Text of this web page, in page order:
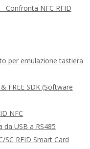
Confronta NFC RFID
per emulazione tastiera
FREE SDK (Software
NFC
USB a RS485
SC RFID Smart Card